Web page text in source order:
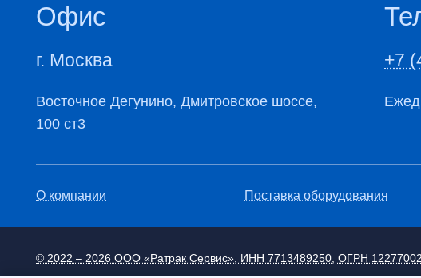
Офис
г. Москва
​Восточное Дегунино, Дмитровское шоссе,
100 ст3
+7
О компании Поставка оборудования
© 2022 – 2026 ООО «Ратрак Сервис», ИНН 7713489250, ОГРН